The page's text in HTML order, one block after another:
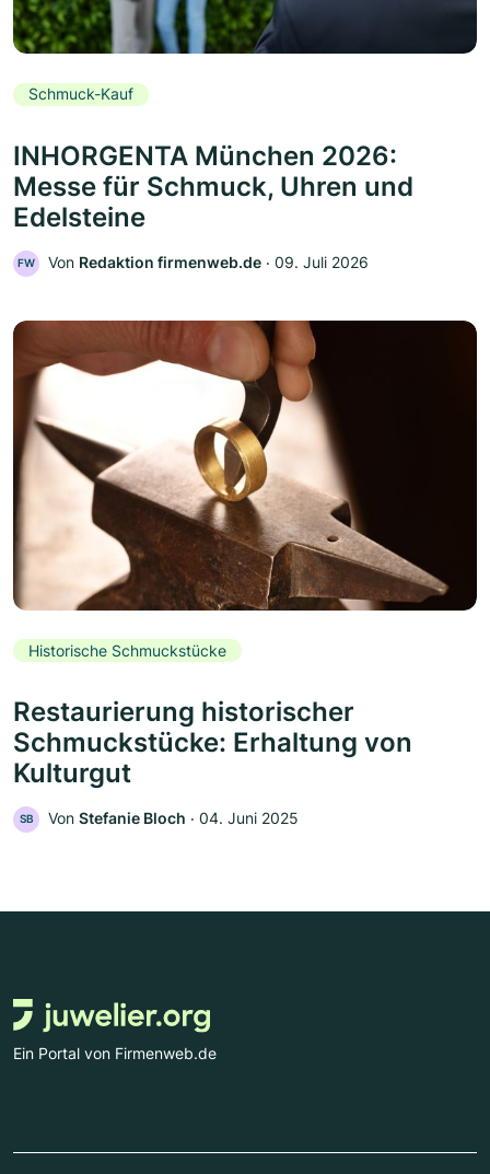
Schmuck-Kauf
INHORGENTA München 2026:
Messe für Schmuck, Uhren und
Edelsteine
FW Von Redaktion firmenweb.de ‧ 09. Juli 2026
Historische Schmuckstücke
Restaurierung historischer
Schmuckstücke: Erhaltung von
Kulturgut
SB Von Stefanie Bloch ‧ 04. Juni 2025
Ein Portal von Firmenweb.de